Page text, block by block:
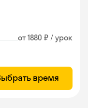
от 1880 ₽ / урок
время